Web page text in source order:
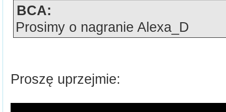
BCA:
Prosimy o nagranie Alexa_D
Proszę uprzejmie: